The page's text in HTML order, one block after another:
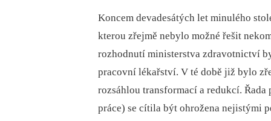
Koncem devadesátých let minulého
kterou zřejmě nebylo možné řešit
rozhodnutí ministerstva zdravotnictví
pracovní lékařství. V té době již bylo
rozsáhlou transformací a redukcí.
práce) se cítila být ohrožena nejistými